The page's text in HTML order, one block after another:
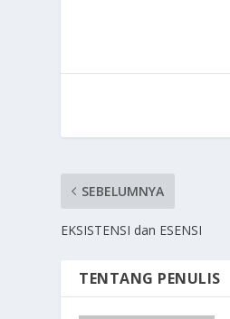
SEBELUMNYA
EKSISTENSI dan ESENSI
TENTANG PENULIS